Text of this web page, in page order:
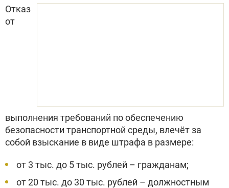
Отказ
от
выполнения требований по обеспечению
безопасности транспортной среды, влечёт за
собой взыскание в виде штрафа в размере:
от 3 тыс. до 5 тыс. рублей – гражданам;
от 20 тыс. до 30 тыс. рублей – должностным